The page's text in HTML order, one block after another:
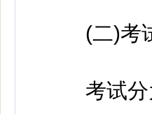
(二)考
考试分